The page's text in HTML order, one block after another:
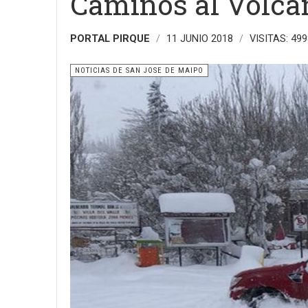
PORTAL PIRQUE 11 JUNIO 2018 VISITAS:
NOTICIAS DE SAN JOSE DE MAIPO